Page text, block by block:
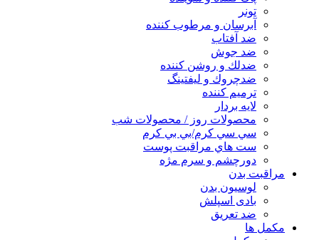
تونر
آبرسان و مرطوب كننده
ضد آفتاب
ضد جوش
ضدلك و روشن كننده
ضدچروك و ليفتينگ
ترميم كننده
لايه بردار
محصولات روز / محصولات شب
سي سي كرم/بي بي كرم
ست هاي مراقبت پوست
دورچشم و سرم مژه
مراقبت بدن
لوسیون بدن
بادی اسپلش
ضد تعریق
مكمل ها